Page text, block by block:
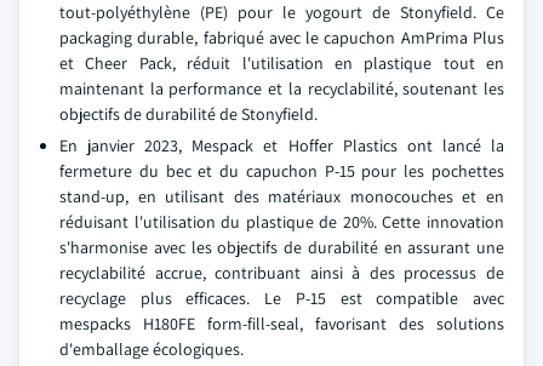
tout-polyéthylène (PE) pour le yogourt de Stonyfield. Ce
packaging durable, fabriqué avec le capuchon AmPrima Plus
et Cheer Pack, réduit l'utilisation en plastique tout en
maintenant la performance et la recyclabilité, soutenant les
objectifs de durabilité de Stonyfield.
En janvier 2023, Mespack et Hoffer Plastics ont lancé la
fermeture du bec et du capuchon P-15 pour les pochettes
stand-up, en utilisant des matériaux monocouches et en
réduisant l'utilisation du plastique de 20%. Cette innovation
s'harmonise avec les objectifs de durabilité en assurant une
recyclabilité accrue, contribuant ainsi à des processus de
recyclage plus efficaces. Le P-15 est compatible avec
mespacks H180FE form-fill-seal, favorisant des solutions
d'emballage écologiques.